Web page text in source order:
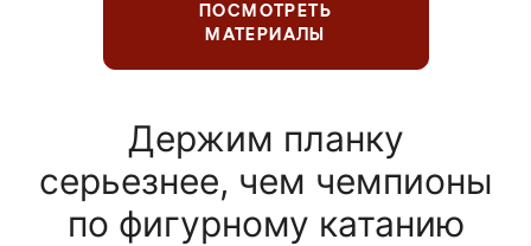
ПОСМОТРЕТЬ
МАТЕРИАЛЫ
Держим планку
серьезнее, чем чемпионы
по фигурному катанию